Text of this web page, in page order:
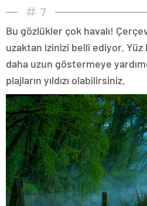
7
Bu gözlükler çok havalı!
uzaktan izinizi belli ediyor. Yüz
daha uzun göstermeye
plajların yıldızı olabilirsiniz.